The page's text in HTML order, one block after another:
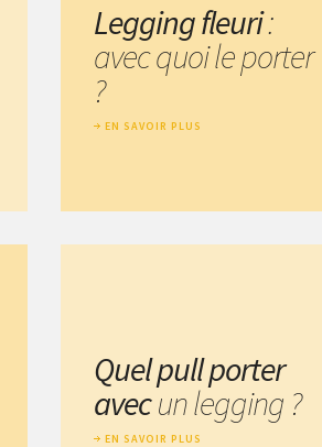
Legging fleuri:
avec quoi le porter
?
EN SAVOIR PLUS
Quel pull porter
avecun legging ?
EN SAVOIR PLUS